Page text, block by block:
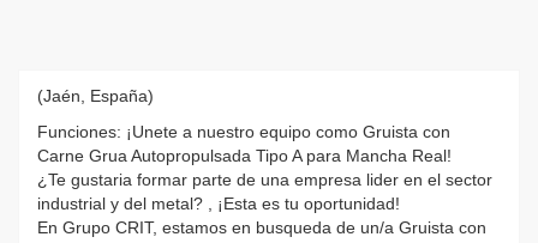
(Jaén, España)
Funciones: ¡Unete a nuestro equipo como Gruista con
Carne Grua Autopropulsada Tipo A para Mancha Real!
¿Te gustaria formar parte de una empresa lider en el sector
industrial y del metal? , ¡Esta es tu oportunidad!
En Grupo CRIT, estamos en busqueda de un/a Gruista con